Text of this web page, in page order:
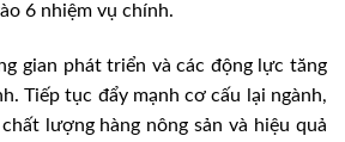
6 nhiệm vụ chính.
gian phát triển và các động lực tăng
Tiếp tục đẩy mạnh cơ cấu lại ngành,
lượng hàng nông sản và hiệu quả